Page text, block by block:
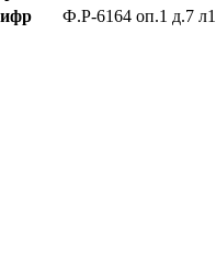
Ф.Р-6164 оп.1 д.7 л1